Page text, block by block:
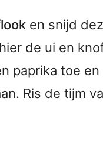
en snijd
de ui en
paprika toe
Ris de tijm